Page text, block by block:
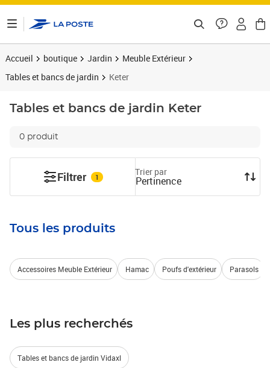
Accueil boutique Jardin
Meuble Extérieur
Tables et bancs de jardin
Keter
Tables et bancs de jardin Keter
0 produit
Filtrer 1 Trier par
Pertinence
Tous les produits
Accessoires Meuble Extérieur Hamac Poufs d'extérieur Parasols
Les plus recherchés
Tables et bancs de jardin Vidaxl